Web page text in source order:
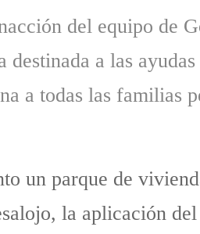
del equipo de
a las ayudas
a todas las familias
un parque de
la aplicación